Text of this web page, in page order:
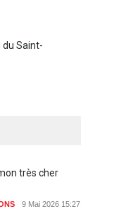
du Saint-
très cher
9 Mai 2026 15:27